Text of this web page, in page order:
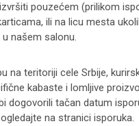
pouzećem (prilikom
ili na licu mesta
našem salonu.
na teritoriji cele Srbije,
kabaste i lomljive
dogovorili tačan datum
na straniciisporuka.